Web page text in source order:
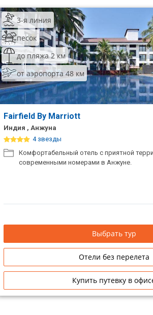
3-я линия
песок
до пляжа 2 км
от аэропорта 48 км
Fairfield By Marriott
Индия , Анжуна
4 звезды
Комфортабельный отель с приятной
современными номерами в Анжуне.
Выбрать тур
Отели без перелета
Купить путевку в